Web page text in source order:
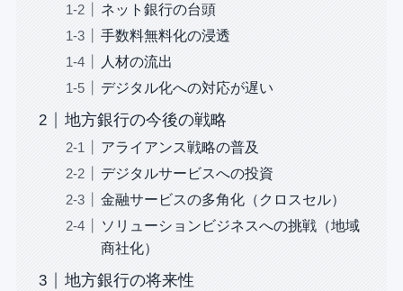
ネット銀行の台頭
手数料無料化の浸透
人材の流出
デジタル化への対応が遅い
地方銀行の今後の戦略
アライアンス戦略の普及
デジタルサービスへの投資
金融サービスの多角化（クロスセル）
ソリューションビジネスへの挑戦（地域
商社化）
地方銀行の将来性